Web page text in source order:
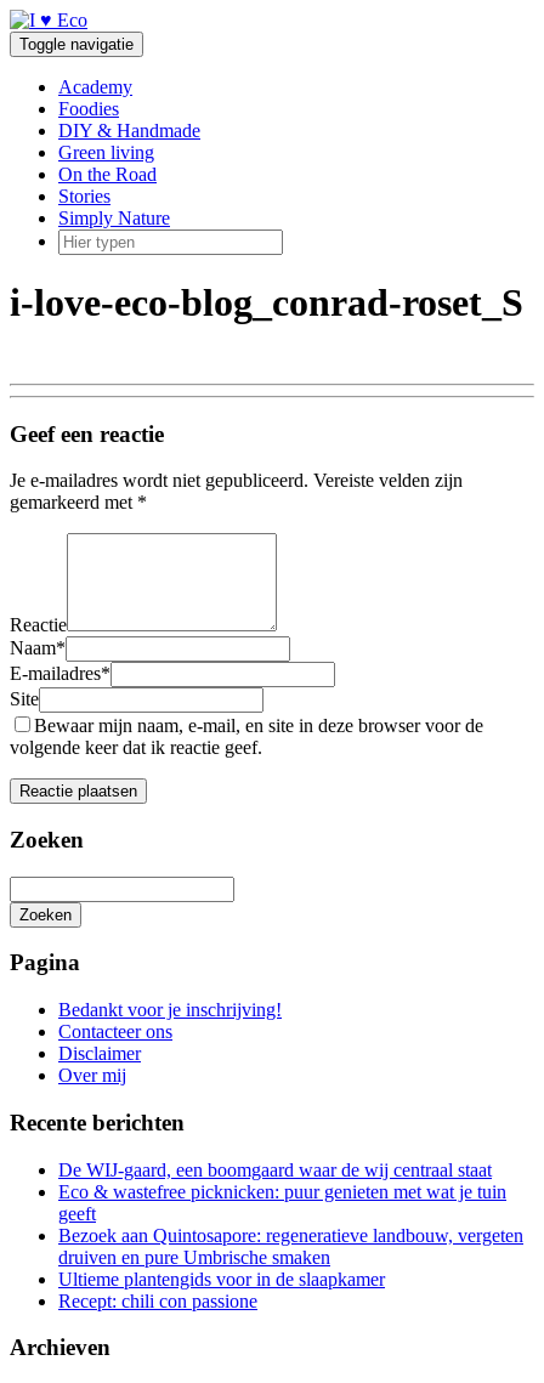
Doorgaan
naar
inhoud
Toggle navigatie
Academy
Foodies
DIY & Handmade
Green living
On the Road
Stories
Simply Nature
i-love-eco-blog_conrad-roset_S
Geef een reactie
Je e-mailadres wordt niet gepubliceerd. Vereiste velden zijn
gemarkeerd met *
Reactie
Naam*
E-mailadres*
Site
Bewaar mijn naam, e-mail, en site in deze browser voor de
volgende keer dat ik reactie geef.
Zoeken
Zoeken
zoeken
Pagina
Bedankt voor je inschrijving!
Contacteer ons
Disclaimer
Over mij
Recente berichten
De WIJ-gaard, een boomgaard waar de wij centraal staat
Eco & wastefree picknicken: puur genieten met wat je tuin
geeft
Bezoek aan Quintosapore: regeneratieve landbouw, vergeten
druiven en pure Umbrische smaken
Ultieme plantengids voor in de slaapkamer
Recept: chili con passione
Archieven